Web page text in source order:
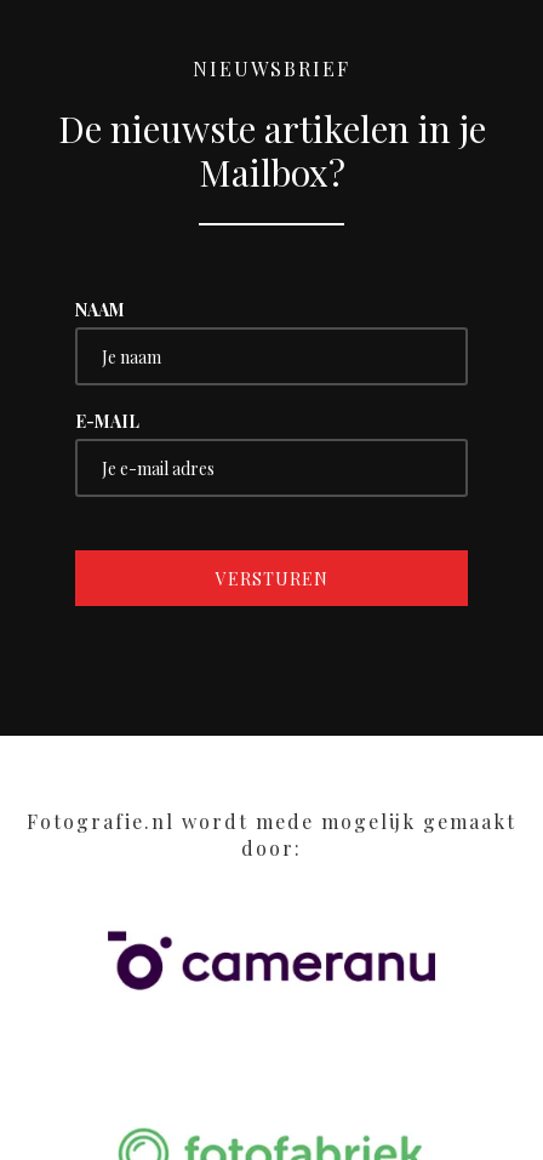
NIEUWSBRIEF
De nieuwste artikelen in je
Mailbox?
NAAM
E-MAIL
Fotografie.nl wordt mede mogelijk gemaakt
door: